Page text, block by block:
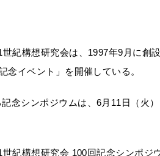
紀構想研究会は、1997年9月に創
念イベント」を開催している。
念シンポジウムは、6月11日（火
紀構想研究会 100回記念シンポジ